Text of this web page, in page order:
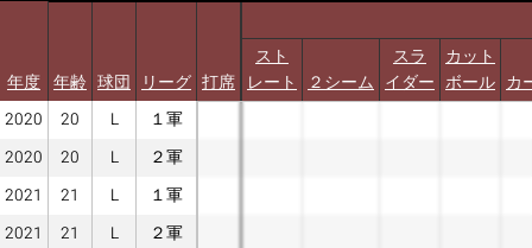
年度 年齢 球団 リーグ 打席
スト
レート ２シーム
スラ
イダー
カット
ボール カ
2020
20 L
１軍
2020
20 L
２軍
2021
21 L
１軍
2021
21 L
２軍